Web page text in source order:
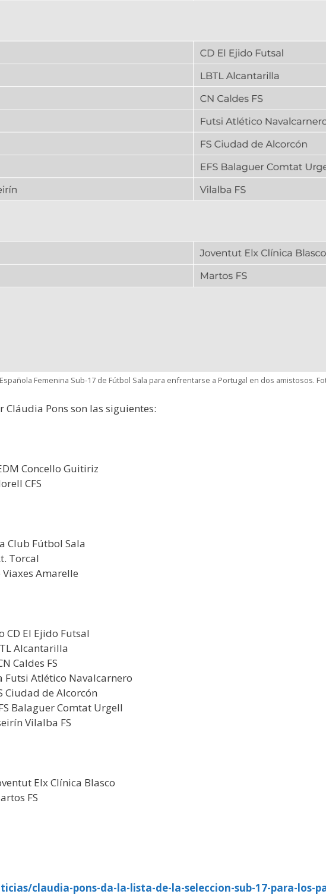
Femenina Sub-17 de Fútbol Sala para enfrentarse a Portugal en dos amistosos.
Pons son las siguientes:
Concello Guitiriz
CFS
Club Fútbol Sala
Torcal
Amarelle
CD El Ejido Futsal
Alcantarilla
Caldes FS
Futsi Atlético Navalcarnero
Ciudad de Alcorcón
Balaguer Comtat Urgell
Vilalba FS
Elx Clínica Blasco
FS
claudia-pons-da-la-lista-de-la-seleccion-sub-17-para-los-